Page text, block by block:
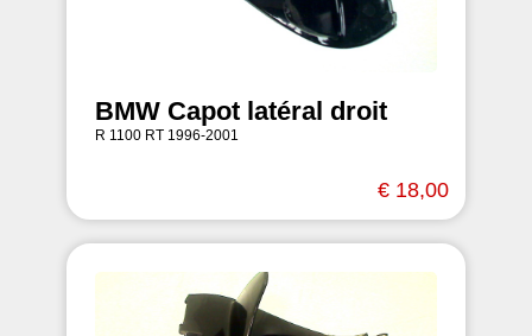
BMW Capot latéral droit
R 1100 RT 1996-2001
€ 18,00